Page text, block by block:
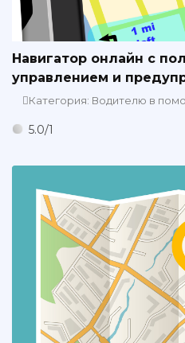
Навигатор онлайн с
управлением и
Категория: Водителю в
5.0/1